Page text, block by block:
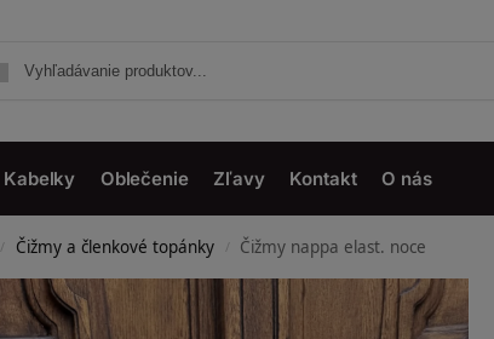
Kabelky Oblečenie Zľavy Kontakt O nás
/ Čižmy a členkové topánky / Čižmy nappa elast. noce